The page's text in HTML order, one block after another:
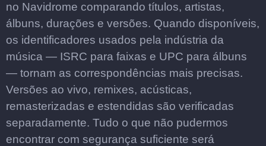
no Navidrome comparando títulos, artistas,
álbuns, durações e versões. Quando disponíveis,
os identificadores usados pela indústria da
música — ISRC para faixas e UPC para álbuns
— tornam as correspondências mais precisas.
Versões ao vivo, remixes, acústicas,
remasterizadas e estendidas são verificadas
separadamente. Tudo o que não pudermos
encontrar com segurança suficiente será